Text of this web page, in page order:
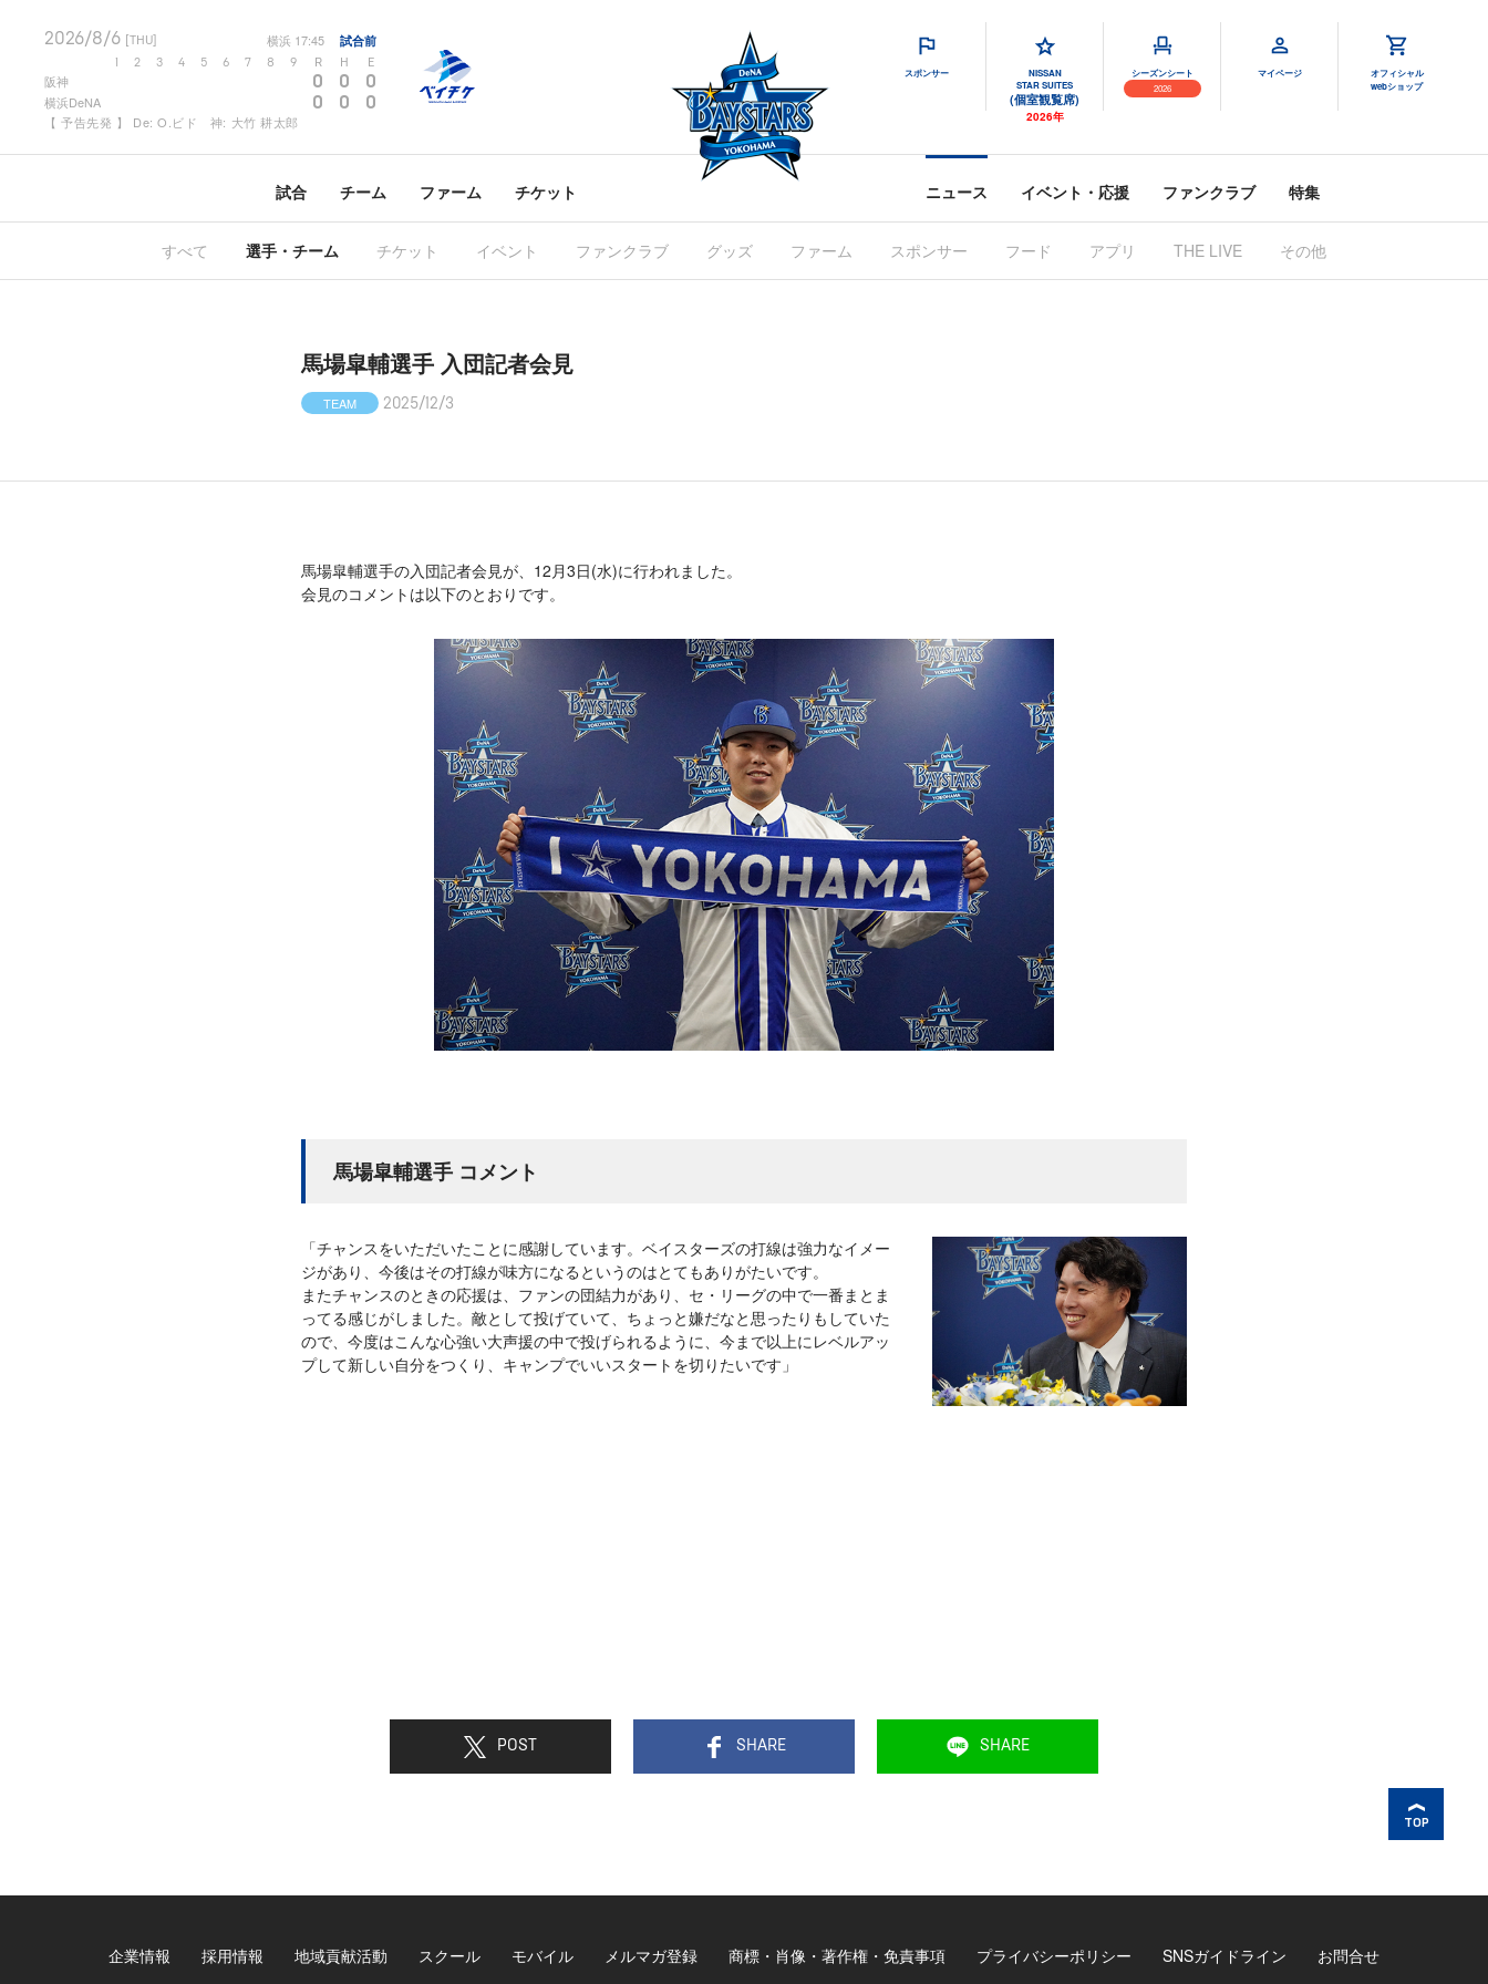
2026/8/6 [THU] 横浜 17:45 試合前
2 3 4 5 6 7 8 9 R H E
阪神 0 0 0
横浜DeNA 0 0 0
【 予告先発 】 De: O.ビド 神: 大竹 耕太郎
スポンサー
NISSAN
STAR SUITES
(個室観覧席)
2026年
シーズンシート
2026
マイページ
オフィシャル
webショップ
試合 チーム ファーム チケット ニュース イベント・応援 ファンクラブ 特集
すべて 選手・チーム チケット イベント ファンクラブ グッズ ファーム スポンサー フード アプリ THE LIVE その他
馬場皐輔選手 入団記者会見
TEAM 2025/12/3
馬場皐輔選手の入団記者会見が、12月3日(水)に行われました。
会見のコメントは以下のとおりです。
馬場皐輔選手 コメント
「チャンスをいただいたことに感謝しています。ベイスターズの打線は強力なイメー
ジがあり、今後はその打線が味方になるというのはとてもありがたいです。
またチャンスのときの応援は、ファンの団結力があり、セ・リーグの中で一番まとま
ってる感じがしました。敵として投げていて、ちょっと嫌だなと思ったりもしていた
ので、今度はこんな心強い大声援の中で投げられるように、今まで以上にレベルアッ
プして新しい自分をつくり、キャンプでいいスタートを切りたいです」
POST SHARE SHARE
TOP
企業情報 採用情報 地域貢献活動 スクール モバイル メルマガ登録 商標・肖像・著作権・免責事項 プライバシーポリシー SNSガイドライン お問合せ